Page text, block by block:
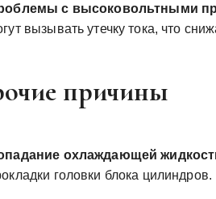
с высоковольтными
вызывать утечку тока, что
причины
охлаждающей
головки блока цилиндров.